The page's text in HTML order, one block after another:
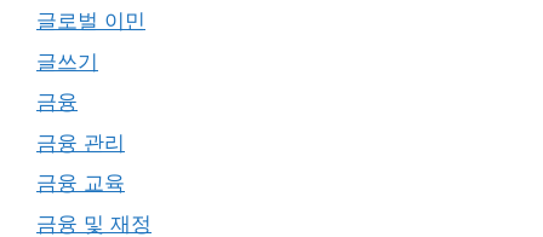
글로벌 이민
글쓰기
금융
금융 관리
금융 교육
금융 및 재정